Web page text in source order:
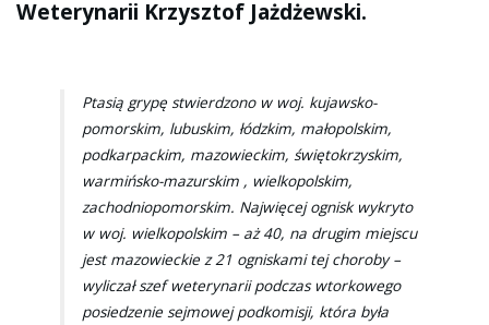
Weterynarii Krzysztof Jażdżewski.
Ptasią grypę stwierdzono w woj. kujawsko-
pomorskim, lubuskim, łódzkim, małopolskim,
podkarpackim, mazowieckim, świętokrzyskim,
warmińsko-mazurskim , wielkopolskim,
zachodniopomorskim. Najwięcej ognisk wykryto
w woj. wielkopolskim – aż 40, na drugim miejscu
jest mazowieckie z 21 ogniskami tej choroby –
wyliczał szef weterynarii podczas wtorkowego
posiedzenie sejmowej podkomisji, która była